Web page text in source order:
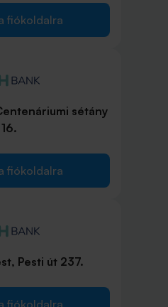
fiókoldalra
sétány
16.
fiókoldalra
Pesti út 237.